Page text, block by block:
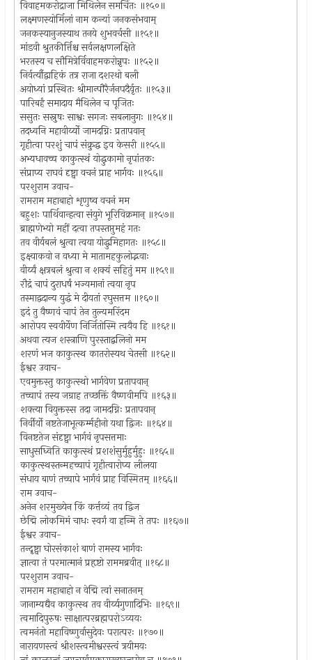
विवाहमकरोद्राजा मिथिलेन समर्चितः ॥१५०॥
लक्ष्मणस्योर्मिलां नाम कन्यां जनकसंभवाम्
जनकस्यानुजस्याथ तनये शुभवर्चसी ॥१५१॥
मांडवी श्रुतकीर्त्तिश्च सर्वलक्षणलक्षिते
भरतस्य च सौमित्रेर्विवाहमकरोन्नृपः ॥१५२॥
निर्वर्त्यौद्वाहिकं तत्र राजा दशरथो बली
अयोध्यां प्रस्थितः श्रीमान्पौरैर्जनपदैर्वृतः ॥१५३॥
पारिबर्हं समादाय मैथिलेन च पूजितः
ससुतः सस्नुषः साश्वः सगजः सबलानुगः ॥१५४॥
तदध्वनि महावीर्य्यो जामदग्निः प्रतापवान्
गृहीत्वा परशुं चापं संक्रुद्ध इव केसरी ॥१५५॥
अभ्यधावच्च काकुत्स्थं योद्धुकामो नृपांतकः
संप्राप्य राघवं दृष्ट्वा वचनं प्राह भार्गवः ॥१५६॥
परशुराम उवाच-
रामराम महाबाहो शृणुष्व वचनं मम
बहुशः पार्थिवान्हत्वा संयुगे भूरिविक्रमान् ॥१५७॥
ब्राह्मणेभ्यो महीं दत्वा तपस्तप्तुमहं गतः
तव वीर्यबलं श्रुत्वा त्वया योद्धुमिहागतः ॥१५८॥
इक्ष्वाकवो न वध्या मे मातामहकुलोद्भवाः
वीर्य्यं क्षत्रबलं श्रुत्वा न शक्यं सहितुं मम ॥१५९॥
रौद्रं चापं दुराधर्षं भज्यमानां त्वया नृप
तस्माद्वदान्य युद्धं मे दीयतां रघुसत्तम ॥१६०॥
इदं तु वैष्णवं चापं तेन तुल्यमरिंदम
आरोपय स्ववीर्येण निर्जितोस्मि त्वयैव हि ॥१६१॥
अथवा त्यज शस्त्राणि पुरस्ताद्बलिनो मम
शरणं भज काकुत्स्थ कातरोस्यथ चेतसी ॥१६२॥
ईश्वर उवाच-
एवमुक्तस्तु काकुत्स्थो भार्गवेण प्रतापवान्
तच्चापं तस्य जग्राह तच्छक्तिं वैष्णवीमपि ॥१६३॥
शक्त्या वियुक्तस्स तदा जामदग्निः प्रतापवान्
निर्वीर्यो नष्टतेजाभूत्कर्म्महीनो यथा द्विजः ॥१६४॥
विनष्टतेज संदृष्ट्वा भार्गवं नृपसत्तमाः
साधुसध्विति काकुत्स्थं प्रशशंसुर्मुहुर्मुहुः ॥१६५॥
काकुत्स्थस्तन्महच्चापं गृहीत्वारोप्य लीलया
संधाय बाणं तच्चापे भार्गवं प्राह विस्मितम् ॥१६६॥
राम उवाच-
अनेन शरमुख्येन किं कर्त्तव्यं तव द्विज
छेद्मि लोकमिमं चाधः स्वर्गं वा हन्मि ते तपः ॥१६७॥
ईश्वर उवाच-
तन्दृष्ट्वा घोरसंकाशं बाणं रामस्य भार्गवः
ज्ञात्वा तं परमात्मानं प्रहृष्टो राममब्रवीत् ॥१६८॥
परशुराम उवाच-
रामराम महाबाहो न वेद्मि त्वां सनातनम्
जानाम्यद्यैव काकुत्स्थ तव वीर्य्यगुणादिभिः ॥१६९॥
त्वमादिपुरुषः साक्षात्परब्रह्मपरोऽव्ययः
त्वमनंतो महाविष्णुर्वासुदेवः परात्परः ॥१७०॥
नारायणस्त्वं श्रीशस्त्वमीश्वरस्त्वं त्रयीमयः